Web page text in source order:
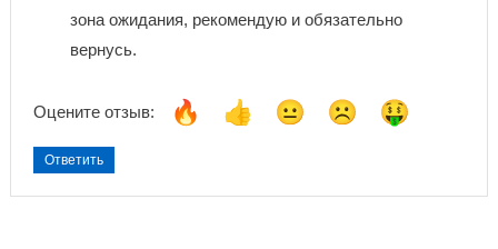
зона ожидания, рекомендую и обязательно
вернусь.
Оцените отзыв:
Ответить